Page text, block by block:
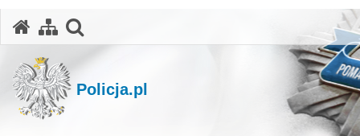
Policja.pl